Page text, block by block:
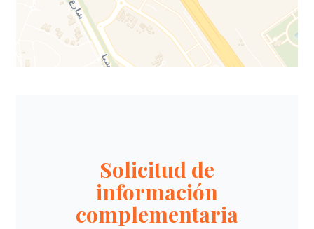
Solicitud de
información
complementaria